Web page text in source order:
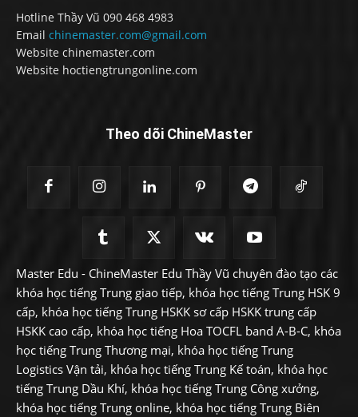
Hotline Thầy Vũ 090 468 4983
Email chinemaster.com@gmail.com
Website chinemaster.com
Website hoctiengtrungonline.com
Theo dõi ChineMaster
Master Edu - ChineMaster Edu Thầy Vũ chuyên đào tạo các
khóa học tiếng Trung giao tiếp, khóa học tiếng Trung HSK 9
cấp, khóa học tiếng Trung HSKK sơ cấp HSKK trung cấp
HSKK cao cấp, khóa học tiếng Hoa TOCFL band A-B-C, khóa
học tiếng Trung Thương mại, khóa học tiếng Trung
Logistics Vận tải, khóa học tiếng Trung Kế toán, khóa học
tiếng Trung Dầu Khí, khóa học tiếng Trung Công xưởng,
khóa học tiếng Trung online, khóa học tiếng Trung Biên